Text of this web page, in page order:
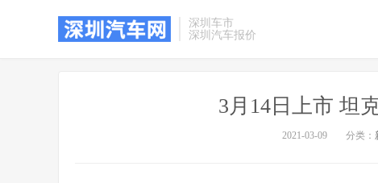
深圳车市
深圳汽车报价
3月14日上市 坦
2021-03-09 分类：